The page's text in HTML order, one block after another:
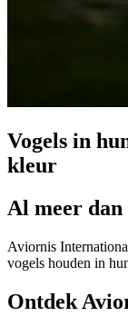
Vogels in
kleur
Al meer dan
Aviornis
vogels houden in
Ontdek